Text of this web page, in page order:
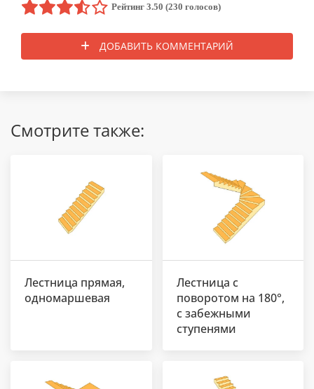
Рейтинг 3.50 (230 голосов)
ДОБАВИТЬ КОММЕНТАРИЙ
Смотрите также:
Лестница прямая,
одномаршевая
Лестница с
поворотом на 180°,
с забежными
ступенями